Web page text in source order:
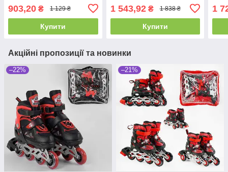
розсувні
903,20 ₴ 1 129 ₴
Купити
ABEC-7
1 543,92₴ 1 838 ₴
Купити
1
Акційні пропозиції та новинки
–22% –21%